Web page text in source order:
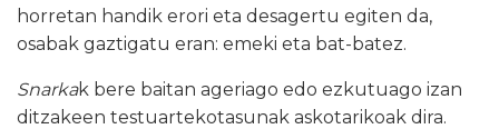
horretan handik erori eta desagertu egiten da,
osabak gaztigatu eran: emeki eta bat-batez.
Snarkak bere baitan ageriago edo ezkutuago izan
ditzakeen testuartekotasunak askotarikoak dira.